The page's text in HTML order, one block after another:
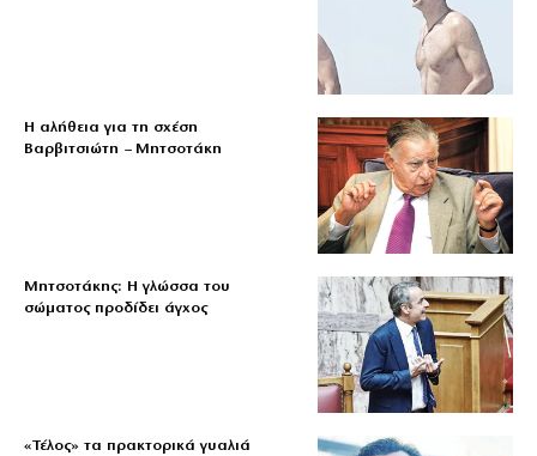
Η αλήθεια για τη σχέση
Βαρβιτσιώτη – Μητσοτάκη
Μητσοτάκης: Η γλώσσα του
σώματος προδίδει άγχος
«Τέλος» τα πρακτορικά γυαλιά